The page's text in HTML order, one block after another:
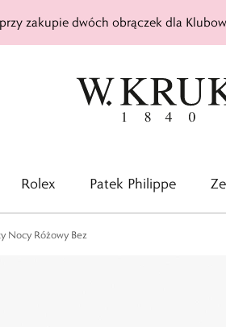
zakupie dwóch obrączek dla
Rolex Patek Philippe
Nocy Różowy Bez